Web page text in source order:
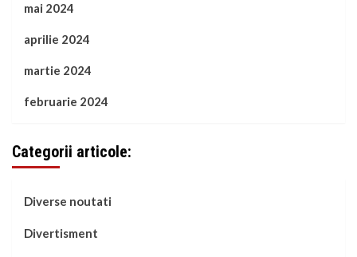
mai 2024
aprilie 2024
martie 2024
februarie 2024
Categorii articole:
Diverse noutati
Divertisment